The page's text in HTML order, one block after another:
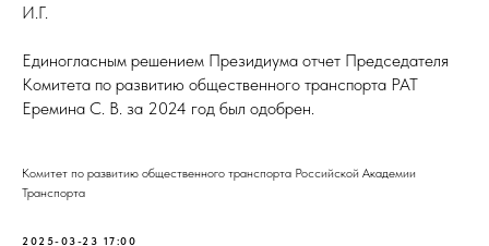
И.Г.
Единогласным решением Президиума отчет Председателя
Комитета по развитию общественного транспорта РАТ
Еремина С. В. за 2024 год был одобрен.
Комитет по развитию общественного транспорта Российской Академии
Транспорта
2025-03-23 17:00